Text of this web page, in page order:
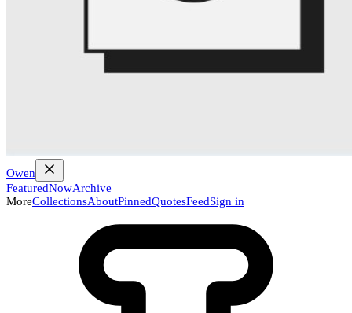
Owen
FeaturedNowArchive
MoreCollectionsAboutPinnedQuotesFeedSign in